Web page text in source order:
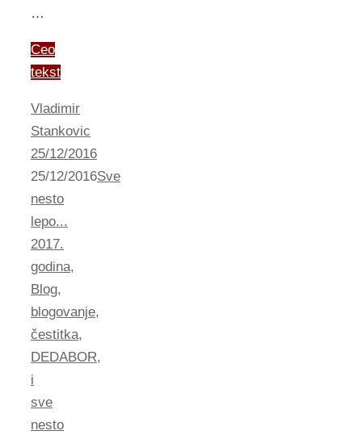
…
Ceo
tekst
Vladimir
Stankovic
25/12/2016
25/12/2016Sve
nesto
lepo...
2017.
godina,
Blog,
blogovanje,
čestitka,
DEDABOR,
i
sve
nesto